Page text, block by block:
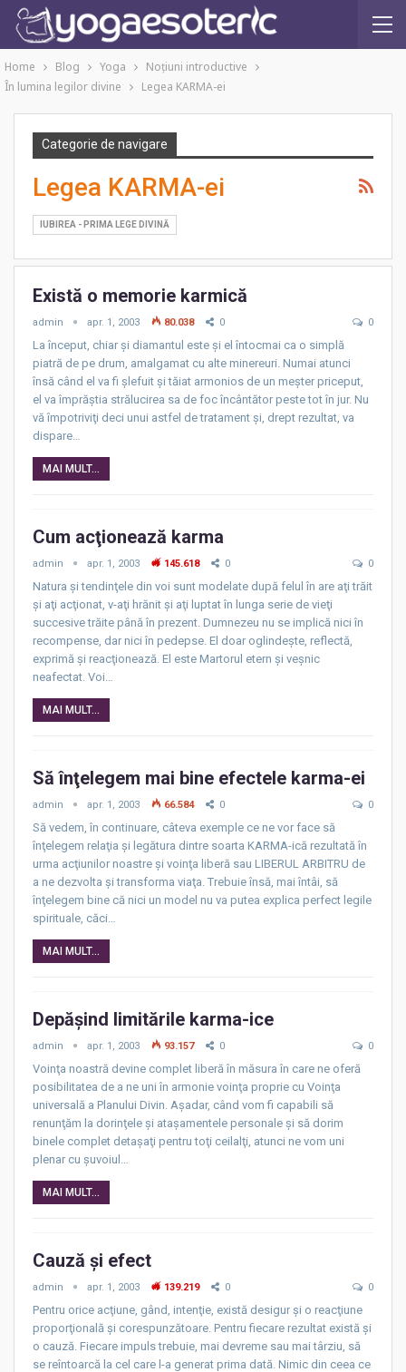
Home Blog Yoga
Noţiuni introductive
În lumina legilor divine
Legea KARMA-ei
Categorie de navigare
Legea KARMA-ei
IUBIREA - PRIMA LEGE DIVINĂ
Există o memorie karmică
admin apr. 1, 2003 80.038 0 0
La început, chiar şi diamantul este şi el întocmai ca o simplă
piatră de pe drum, amalgamat cu alte minereuri. Numai atunci
însă când el va fi şlefuit şi tăiat armonios de un meşter priceput,
el va împrăştia strălucirea sa de foc încântător peste tot în jur. Nu
vă împotriviţi deci unui astfel de tratament şi, drept rezultat, va
dispare…
MAI MULT...
Cum acţionează karma
admin apr. 1, 2003 145.618 0 0
Natura şi tendinţele din voi sunt modelate după felul în are aţi trăit
şi aţi acţionat, v-aţi hrănit şi aţi luptat în lunga serie de vieţi
succesive trăite până în prezent. Dumnezeu nu se implică nici în
recompense, dar nici în pedepse. El doar oglindeşte, reflectă,
exprimă şi reacţionează. El este Martorul etern şi veşnic
neafectat. Voi…
MAI MULT...
Să înţelegem mai bine efectele karma-ei
admin apr. 1, 2003 66.584 0 0
Să vedem, în continuare, câteva exemple ce ne vor face să
înţelegem relaţia şi legătura dintre soarta KARMA-ică rezultată în
urma acţiunilor noastre şi voinţa liberă sau LIBERUL ARBITRU de
a ne dezvolta şi transforma viaţa. Trebuie însă, mai întâi, să
înţelegem bine că nici un model nu va putea explica perfect legile
spirituale, căci…
MAI MULT...
Depăşind limitările karma-ice
admin apr. 1, 2003 93.157 0 0
Voinţa noastră devine complet liberă în măsura în care ne oferă
posibilitatea de a ne uni în armonie voinţa proprie cu Voinţa
universală a Planului Divin. Aşadar, când vom fi capabili să
renunţăm la dorinţele şi ataşamentele personale şi să dorim
binele complet detaşaţi pentru toţi ceilalţi, atunci ne vom uni
plenar cu şuvoiul…
MAI MULT...
Cauză şi efect
admin apr. 1, 2003 139.219 0 0
Pentru orice acţiune, gând, intenţie, există desigur şi o reacţiune
proporţională şi corespunzătoare. Pentru fiecare rezultat există şi
o cauză. Fiecare impuls trebuie, mai devreme sau mai târziu, să
se reîntoarcă la cel care l-a generat prima dată. Nimic din ceea ce